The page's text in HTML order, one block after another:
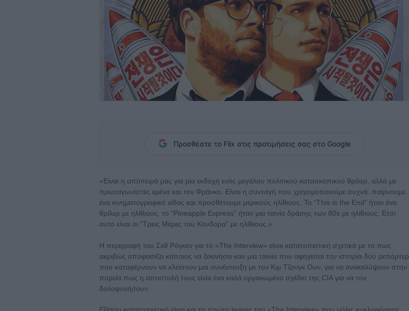
Προσθέστε το Flix στις προτιμήσεις σας στο Google
«Είναι η απόπειρά μας για μια εκδοχή ενός μεγάλου πολιτικού κατασκοπικού θρίλερ, αλλά με
πρωταγωνίστές εμένα και τον Φράνκο. Είναι η συνταγή που χρησιμοποιούμε συχνά: παίρνουμε
ένα κινηματογραφικό είδος και προσθέτουμε μερικούς ηλίθιους. Το "This is the End" ήταν ένα
θρίλερ με ηλίθιους, το "Pineapple Express" ήταν μια ταινία δράσης των 80s με ηλίθιους. Ετσι
αυτό είναι οι "Τρεις Μέρες του Κόνδορα" με ηλίθιους.»
Η περιγραφή του Σεθ Ρόγκεν για το «The Interview» είναι κατατοπιστική σχετικά με το πως
ακριβώς αποφασίζει κάποιος να ξεκινήσει καν μια ταινία που αφηγείται την ιστορία δύο ρεπόρτερ
που καταφέρνουν να κλείσουν μια συνέντευξη με τον Κιμ Τζονγκ Ουν, για να ανακαλύψουν στην
πορεία πως η αποστολή τους είναι ένα καλά οργανωμένο σχέδιο της CIA για να τον
δολοφονήσουν.
Εξίσου κατατοπιστικό είναι και το πρώτο teaser του «The Interview» που μόλις κυκλοφόρησε